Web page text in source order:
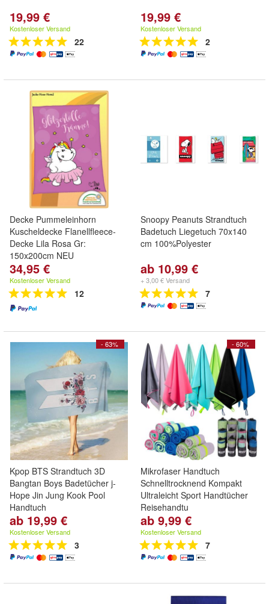
19,99 €
Kostenloser Versand
22
19,99 €
Kostenloser Versand
2
Decke Pummeleinhorn
Kuscheldecke Flanellfleece-
Decke Lila Rosa Gr:
150x200cm NEU
34,95 €
Kostenloser Versand
12
Snoopy Peanuts Strandtuch
Badetuch Liegetuch 70x140
cm 100%Polyester
ab 10,99 €
+ 3,00 € Versand
7
- 63%
Kpop BTS Strandtuch 3D
Bangtan Boys Badetücher j-
Hope Jin Jung Kook Pool
Handtuch
ab 19,99 €
Kostenloser Versand
3
- 60%
Mikrofaser Handtuch
Schnelltrocknend Kompakt
Ultraleicht Sport Handtücher
Reisehandtu
ab 9,99 €
Kostenloser Versand
7